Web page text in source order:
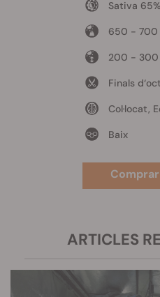
Sativa
650 - 700
200 - 300
Finals
Col·locat,
Baix
ARTICLES